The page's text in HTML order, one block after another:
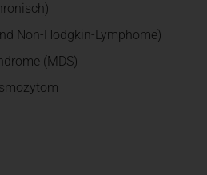
Non-Hodgkin-Lymphome)
(MDS)